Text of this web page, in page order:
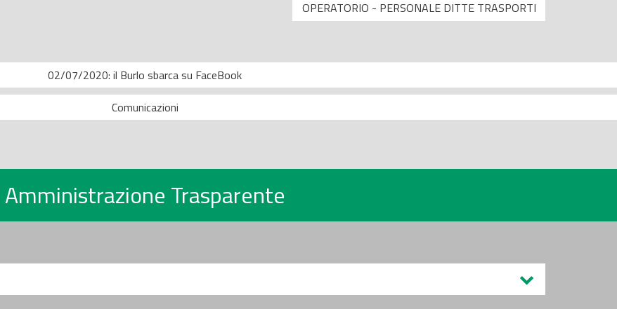
OPERATORIO - PERSONALE DITTE TRASPORTI
02/07/2020: il Burlo sbarca su FaceBook
Comunicazioni
Amministrazione Trasparente